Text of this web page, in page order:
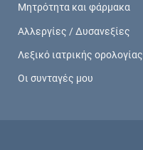
πράξεις
Μητρότητα και φάρμακα
Αλλεργίες / Δυσανεξίες
Λεξικό ιατρικής ορολογίας
Οι συνταγές μου